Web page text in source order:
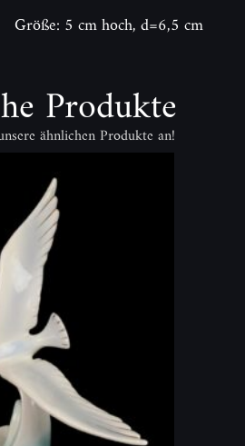
Größe: 5 cm hoch, d=6,5 cm
Produkte
ähnlichen Produkte an!